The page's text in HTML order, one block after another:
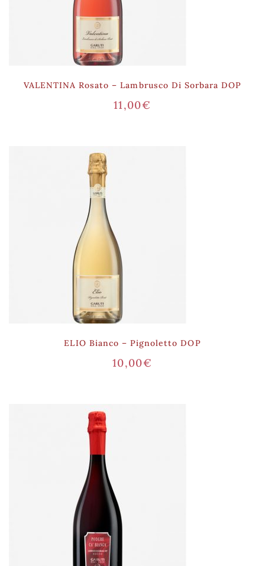
VALENTINA Rosato – Lambrusco Di Sorbara DOP
11,00€
ELIO Bianco – Pignoletto DOP
10,00€